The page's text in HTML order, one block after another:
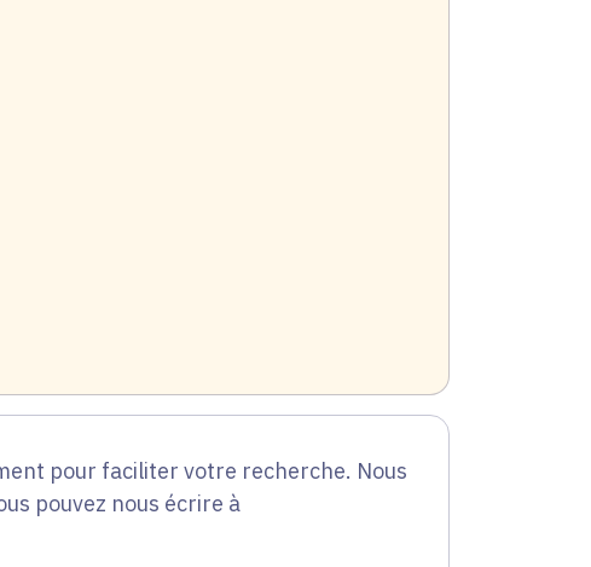
pour faciliter votre recherche. Nous
pouvez nous écrire à